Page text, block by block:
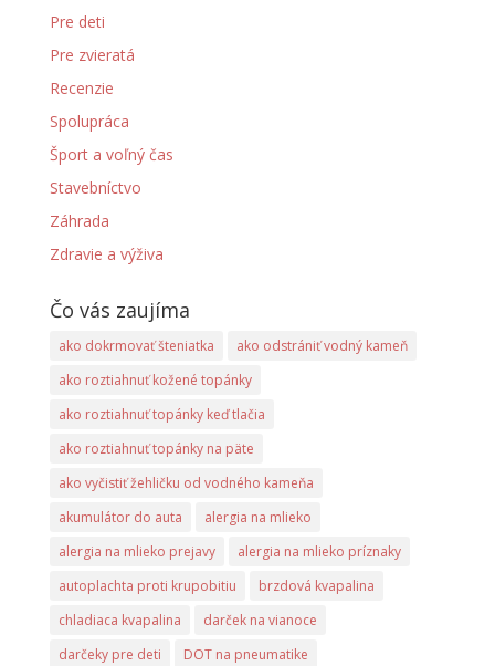
Pre deti
Pre zvieratá
Recenzie
Spolupráca
Šport a voľný čas
Stavebníctvo
Záhrada
Zdravie a výživa
Čo vás zaujíma
ako dokrmovať šteniatka
ako odstrániť vodný kameň
ako roztiahnuť kožené topánky
ako roztiahnuť topánky keď tlačia
ako roztiahnuť topánky na päte
ako vyčistiť žehličku od vodného kameňa
akumulátor do auta
alergia na mlieko
alergia na mlieko prejavy
alergia na mlieko príznaky
autoplachta proti krupobitiu
brzdová kvapalina
chladiaca kvapalina
darček na vianoce
darčeky pre deti
DOT na pneumatike